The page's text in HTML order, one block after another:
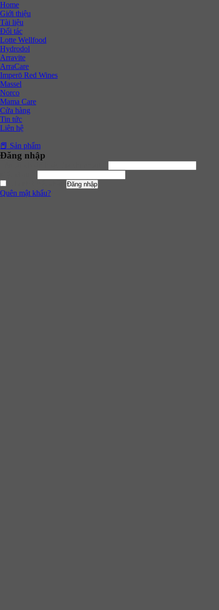
Home
Giới thiệu
Tài liệu
Đối tác
Lotte Wellfood
Hydrodol
Arravite
ArraCare
Imperō Red Wines
Massel
Norco
Mama Care
Cửa hàng
Tin tức
Liên hệ
📕 Sản phẩm
Đăng nhập
Đăng nhập
Quên mật khẩu?